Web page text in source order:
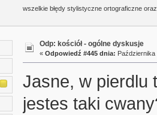
wszelkie błędy stylistyczne ortograficzne
Odp: kościół - ogólne dyskusje
« Odpowiedź #445 dnia: Października
Jasne, w pierdlu
jestes taki